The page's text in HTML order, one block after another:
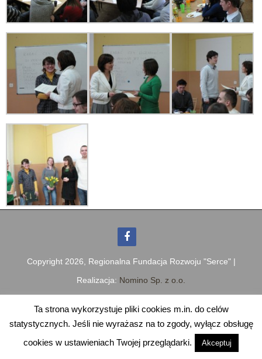
Copyright 2026, Regionalna Fundacja Rozwoju "Serce" |
Realizacja: Nomino Sp. z o.o.
Ta strona wykorzystuje pliki cookies m.in. do celów
statystycznych. Jeśli nie wyrażasz na to zgody, wyłącz obsługę
cookies w ustawieniach Twojej przeglądarki.
Akceptuj